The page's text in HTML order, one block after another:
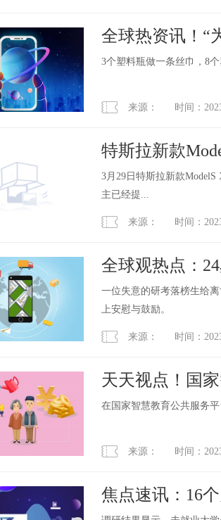
全球热资讯！“
活动举行 你丢
3个塑料瓶做一条丝巾，8
来源： 时间：
特斯拉新款
3月29日特斯拉新款
主已经提...
来源： 时间：
全球观热点：
全网泪点，网
一位失意的研考落榜生给
上安慰与鼓励。
来源： 时间：
天天视点！国
在国家智慧教育公共服务
来源： 时间：
焦点速讯：16
注“离校未就业